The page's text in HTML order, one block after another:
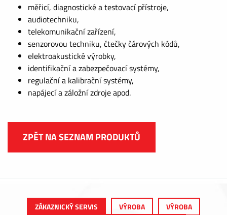
měřicí, diagnostické a testovací přístroje,
audiotechniku,
telekomunikační zařízení,
senzorovou techniku, čtečky čárových kódů,
elektroakustické výrobky,
identifikační a zabezpečovací systémy,
regulační a kalibrační systémy,
napájecí a záložní zdroje apod.
ZPĚT NA SEZNAM PRODUKTŮ
ZÁKAZNICKÝ SERVIS VÝROBA
VÝROBA